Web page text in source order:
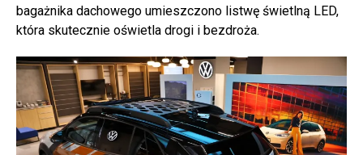
bagażnika dachowego umieszczono listwę świetlną LED,
która skutecznie oświetla drogi i bezdroża.